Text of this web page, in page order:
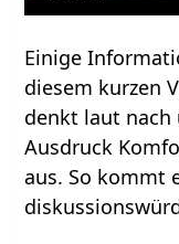
Einige
diesem kurzen
denkt laut nach
aus. So kommt